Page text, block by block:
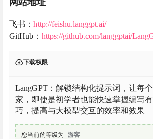
飞书： http://feishu.langgpt.ai/
GitHub： https://github.com/langgptai/
下载权限
LangGPT：解锁结构化提示词，让每
家，即使是初学者也能快速掌握编写
巧，提高与大模型交互的效率和效果
您当前的等级为 游客